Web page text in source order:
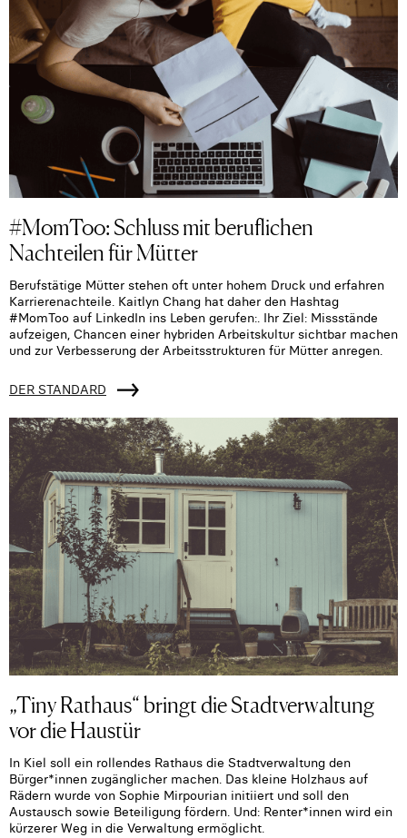
#MomToo: Schluss mit beruflichen
Nachteilen für Mütter
Berufstätige Mütter stehen oft unter hohem Druck und erfahren
Karrierenachteile. Kaitlyn Chang hat daher den Hashtag
#MomToo auf LinkedIn ins Leben gerufen:. Ihr Ziel: Missstände
aufzeigen, Chancen einer hybriden Arbeitskultur sichtbar machen
und zur Verbesserung der Arbeitsstrukturen für Mütter anregen.
DER STANDARD
„Tiny Rathaus“ bringt die Stadtverwaltung
vor die Haustür
In Kiel soll ein rollendes Rathaus die Stadtverwaltung den
Bürger*innen zugänglicher machen. Das kleine Holzhaus auf
Rädern wurde von Sophie Mirpourian initiiert und soll den
Austausch sowie Beteiligung fördern. Und: Renter*innen wird ein
kürzerer Weg in die Verwaltung ermöglicht.